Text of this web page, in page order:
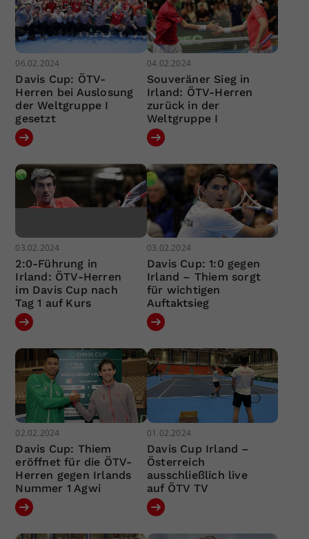
06.02.2024
Davis Cup: ÖTV-
Herren bei Auslosung
der Weltgruppe I
gesetzt
04.02.2024
Souveräner Sieg in
Irland: ÖTV-Herren
zurück in der
Weltgruppe I
03.02.2024
2:0-Führung in
Irland: ÖTV-Herren
im Davis Cup nach
Tag 1 auf Kurs
03.02.2024
Davis Cup: 1:0 gegen
Irland – Thiem sorgt
für wichtigen
Auftaktsieg
02.02.2024
Davis Cup: Thiem
eröffnet für die ÖTV-
Herren gegen Irlands
Nummer 1 Agwi
01.02.2024
Davis Cup Irland –
Österreich
ausschließlich live
auf ÖTV TV